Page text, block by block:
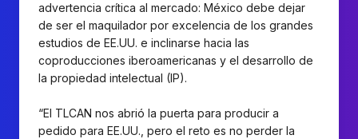
advertencia crítica al mercado: México debe dejar
de ser el maquilador por excelencia de los grandes
estudios de EE.UU. e inclinarse hacia las
coproducciones iberoamericanas y el desarrollo de
la propiedad intelectual (IP).
“El TLCAN nos abrió la puerta para producir a
pedido para EE.UU., pero el reto es no perder la